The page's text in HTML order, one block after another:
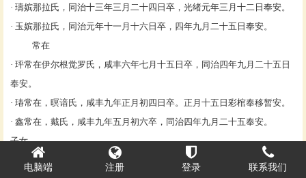
· 璹嫔那拉氏，同治十三年三月二十四日卒，光绪元年三月十二日奉安。
· 玉嫔那拉氏，同治元年十一月十六日卒，四年九月二十五日奉安。
常在
· 玶常在伊尔根觉罗氏，咸丰六年七月十五日卒，同治四年九月二十五日
奉安。
· 瑃常在 ，暝谙氏，咸丰九年正月初四日卒。正月十五日彩棺奉移暂安。
· 鑫常在 ，戴氏，咸丰九年五月初六卒，同治四年九月二十五奉安。
子女
· 长女 荣安固伦公主
，咸丰五年（1855年）五月生，同治十三年（1874）
电脑端 注册 登录 联系我们